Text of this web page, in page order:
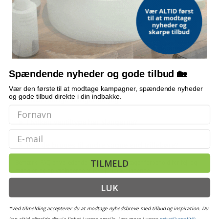
VENTIL
Bøjet metal, 4PR
OFTE STILLEDE SPØRGSMÅL
Passer slangerne til min trillebør?
Hvor mange slanger får jeg?
Hvilken ventiltype har slangerne?
Kan de bruges til andre vogne end trillebøre?
Bemærk: FAQ er vejledende information. Vi tager forbehold for fejl og
OFTE KØBT SAMMEN MED
Spændende nyheder og gode tilbud 🏡
Vær den første til at modtage kampagner, spændende nyheder
og gode tilbud direkte i din indbakke.
Email
TILMELD
LUK
*Ved tilmelding accepterer du at modtage nyhedsbreve med tilbud og inspiration. Du